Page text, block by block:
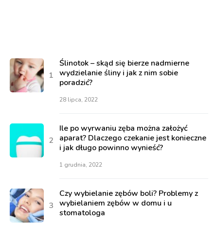
Ślinotok – skąd się bierze nadmierne
wydzielanie śliny i jak z nim sobie
poradzić?
28 lipca, 2022
Ile po wyrwaniu zęba można założyć
aparat? Dlaczego czekanie jest konieczne
i jak długo powinno wynieść?
1 grudnia, 2022
Czy wybielanie zębów boli? Problemy z
wybielaniem zębów w domu i u
stomatologa